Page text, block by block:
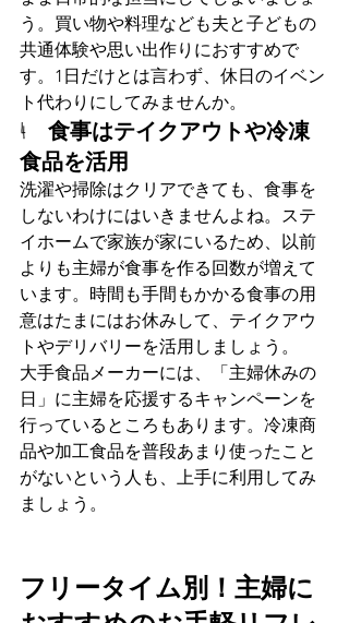
う。買い物や料理なども夫と子どもの
共通体験や思い出作りにおすすめで
す。1日だけとは言わず、休日のイベン
ト代わりにしてみませんか。
4　食事はテイクアウトや冷凍
食品を活用
洗濯や掃除はクリアできても、食事を
しないわけにはいきませんよね。ステ
イホームで家族が家にいるため、以前
よりも主婦が食事を作る回数が増えて
います。時間も手間もかかる食事の用
意はたまにはお休みして、テイクアウ
トやデリバリーを活用しましょう。
大手食品メーカーには、「主婦休みの
日」に主婦を応援するキャンペーンを
行っているところもあります。冷凍商
品や加工食品を普段あまり使ったこと
がないという人も、上手に利用してみ
ましょう。
フリータイム別！主婦に